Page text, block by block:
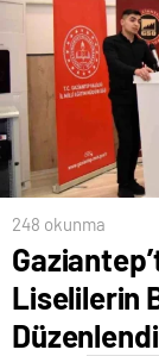
248 okunma
Liselilerin
Düzenlendi